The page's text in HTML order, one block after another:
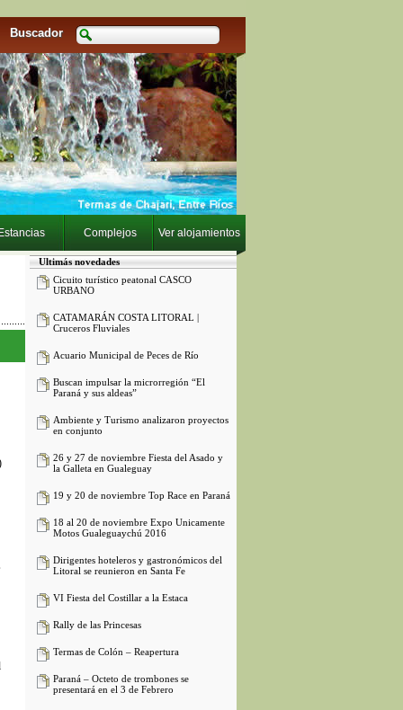
Buscador
Complejos Ver alojamientos
Ultimás novedades
Cicuito turístico peatonal CASCO
URBANO
CATAMARÁN COSTA LITORAL |
Cruceros Fluviales
Acuario Municipal de Peces de Río
Buscan impulsar la microrregión “El
Paraná y sus aldeas”
Ambiente y Turismo analizaron proyectos
en conjunto
26 y 27 de noviembre Fiesta del Asado y
la Galleta en Gualeguay
19 y 20 de noviembre Top Race en Paraná
18 al 20 de noviembre Expo Unicamente
Motos Gualeguaychú 2016
Dirigentes hoteleros y gastronómicos del
Litoral se reunieron en Santa Fe
VI Fiesta del Costillar a la Estaca
Rally de las Princesas
Termas de Colón – Reapertura
Paraná – Octeto de trombones se
presentará en el 3 de Febrero